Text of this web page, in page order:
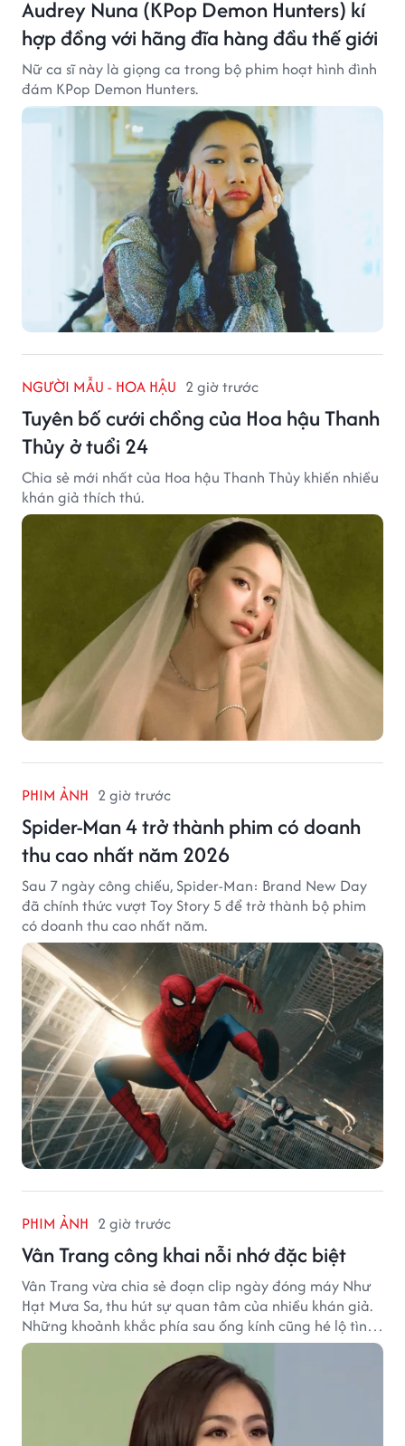
Audrey Nuna (KPop Demon Hunters) kí
hợp đồng với hãng đĩa hàng đầu thế giới
Nữ ca sĩ này là giọng ca trong bộ phim hoạt hình đình
đám KPop Demon Hunters.
NGƯỜI MẪU - HOA HẬU 2 giờ trước
Tuyên bố cưới chồng của Hoa hậu Thanh
Thủy ở tuổi 24
Chia sẻ mới nhất của Hoa hậu Thanh Thủy khiến nhiều
khán giả thích thú.
PHIM ẢNH 2 giờ trước
Spider-Man 4 trở thành phim có doanh
thu cao nhất năm 2026
Sau 7 ngày công chiếu, Spider-Man: Brand New Day
đã chính thức vượt Toy Story 5 để trở thành bộ phim
có doanh thu cao nhất năm.
PHIM ẢNH 2 giờ trước
Vân Trang công khai nỗi nhớ đặc biệt
Vân Trang vừa chia sẻ đoạn clip ngày đóng máy Như
Hạt Mưa Sa, thu hút sự quan tâm của nhiều khán giả.
Những khoảnh khắc phía sau ống kính cũng hé lộ tình
cảm đặc biệt mà nữ diễn viên dành cho ê-kíp bộ phim.